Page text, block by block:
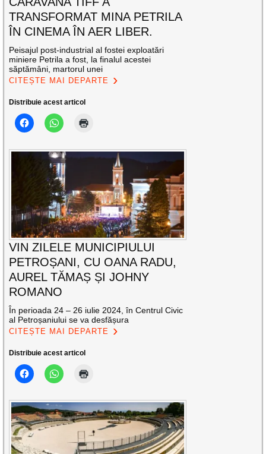
TRANSFORMAT MINA PETRILA
ÎN CINEMA ÎN AER LIBER.
Peisajul post-industrial al fostei exploatări
miniere Petrila a fost, la finalul acestei
săptămâni, martorul unei
CITEȘTE MAI DEPARTE
Distribuie acest articol
VIN ZILELE MUNICIPIULUI
PETROȘANI, CU OANA RADU,
AUREL TĂMAȘ ȘI JOHNY
ROMANO
În perioada 24 – 26 iulie 2024, în Centrul Civic
al Petroșaniului se va desfășura
CITEȘTE MAI DEPARTE
Distribuie acest articol